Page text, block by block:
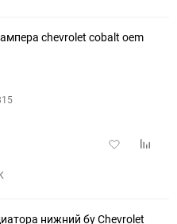
chevrolet cobalt oem
Добавить
нижний бу Chevrolet